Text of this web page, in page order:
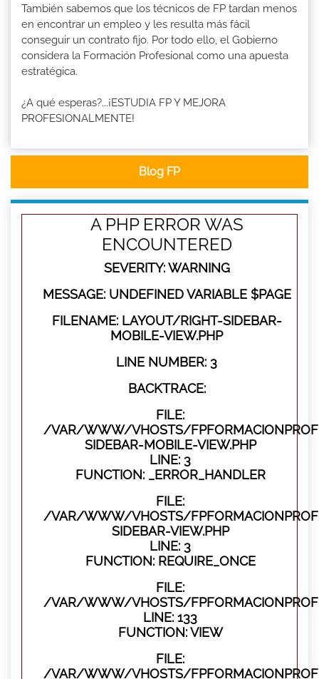
También sabemos que los técnicos de FP tardan menos
en encontrar un empleo y les resulta más fácil
conseguir un contrato fijo. Por todo ello, el Gobierno
considera la Formación Profesional como una apuesta
estratégica.
¿A qué esperas?...¡ESTUDIA FP Y MEJORA
PROFESIONALMENTE!
Blog FP
A PHP ERROR WAS
ENCOUNTERED
SEVERITY: WARNING
MESSAGE: UNDEFINED VARIABLE $PAGE
FILENAME: LAYOUT/RIGHT-SIDEBAR-
MOBILE-VIEW.PHP
LINE NUMBER: 3
BACKTRACE:
FILE:
/VAR/WWW/VHOSTS/
SIDEBAR-MOBILE-VIEW.PHP
LINE: 3
FUNCTION: _ERROR_HANDLER
FILE:
/VAR/WWW/VHOSTS/
SIDEBAR-VIEW.PHP
LINE: 3
FUNCTION: REQUIRE_ONCE
FILE:
/VAR/WWW/VHOSTS/
LINE: 133
FUNCTION: VIEW
FILE:
/VAR/WWW/VHOSTS/